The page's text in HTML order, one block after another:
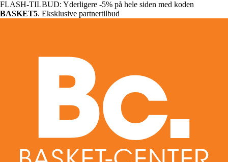
FLASH-TILBUD: Yderligere -5% på hele siden med koden
BASKET5. Eksklusive partnertilbud